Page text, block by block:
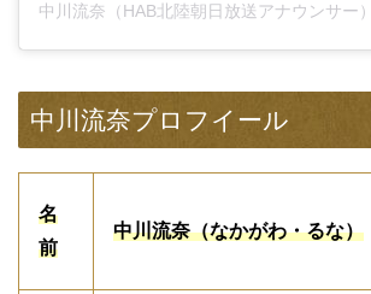
中川流奈プロフイール
名
前
中川流奈（なかがわ・るな）